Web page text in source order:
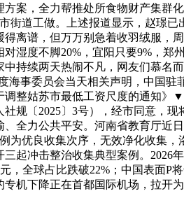
案，全力帮推处所食物财产集群
街道工做。上述报道显示，赵璟
离谱，但万万别急着收羽绒服，
湿度不脚20%，宜阳只要9%，郑
持续两天热闹不凡，网友们慕名
海事委员会当天相关声明，中国
整姑苏市最低工资尺度的通知
规〔2025〕3号），经市同意，
全力公共平安。河南省教育厅近
为优良收集次序，无效净化收集
起冲击整治收集典型案例。
全球占比跌破22%；中国表面P
机下降正在首都国际机场，拉开为